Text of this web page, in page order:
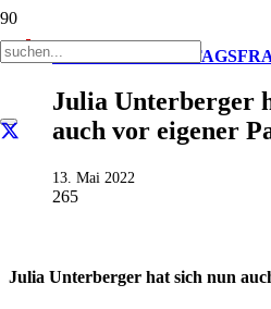
AKTUELL
Julia Unterberger
auch vor eigener
13. Mai 2022
265
Julia Unterberger hat sich nun